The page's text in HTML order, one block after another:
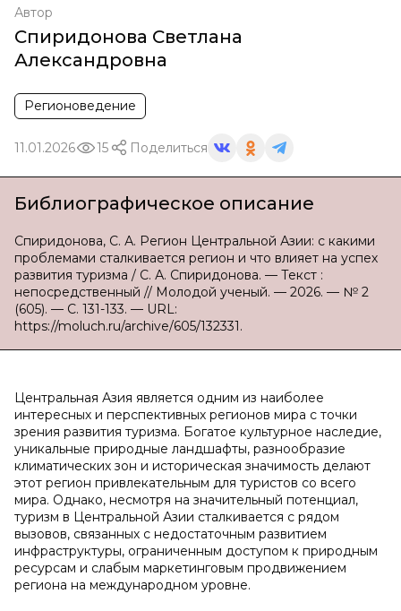
Автор
Спиридонова Светлана
Александровна
Регионоведение
11.01.2026 15 Поделиться
Библиографическое описание
Спиридонова, С. А. Регион Центральной Азии: с какими
проблемами сталкивается регион и что влияет на успех
развития туризма / С. А. Спиридонова. — Текст :
непосредственный // Молодой ученый. — 2026. — № 2
(605). — С. 131-133. — URL:
https://moluch.ru/archive/605/132331.
Центральная Азия является одним из наиболее
интересных и перспективных регионов мира с точки
зрения развития туризма. Богатое культурное наследие,
уникальные природные ландшафты, разнообразие
климатических зон и историческая значимость делают
этот регион привлекательным для туристов со всего
мира. Однако, несмотря на значительный потенциал,
туризм в Центральной Азии сталкивается с рядом
вызовов, связанных с недостаточным развитием
инфраструктуры, ограниченным доступом к природным
ресурсам и слабым маркетинговым продвижением
региона на международном уровне.